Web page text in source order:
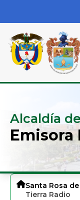
Alcaldía
Emisora
Santa Rosa
Tierra Radio